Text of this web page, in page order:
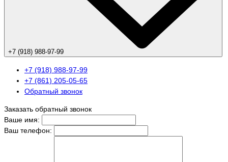
+7 (918) 988-97-99
+7 (918) 988-97-99
+7 (861) 205-05-65
Обратный звонок
Заказать обратный звонок
Ваше имя:
Ваш телефон: